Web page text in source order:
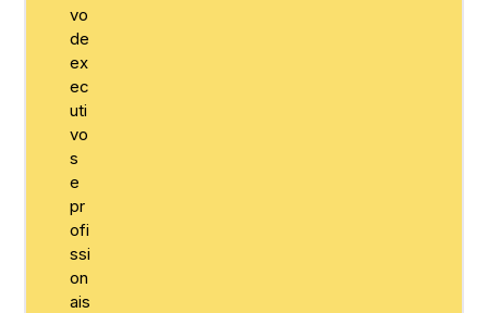
vo
de
ex
ec
uti
vo
s
e
pr
ofi
ssi
on
ais